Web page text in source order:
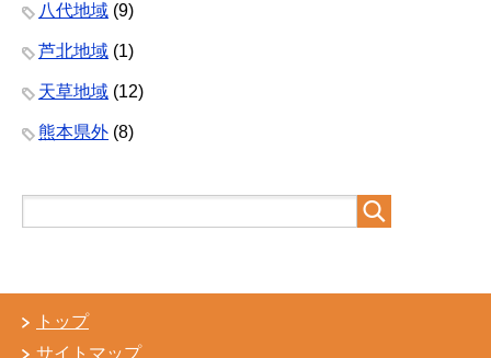
八代地域 (9)
芦北地域 (1)
天草地域 (12)
熊本県外 (8)
トップ
サイトマップ